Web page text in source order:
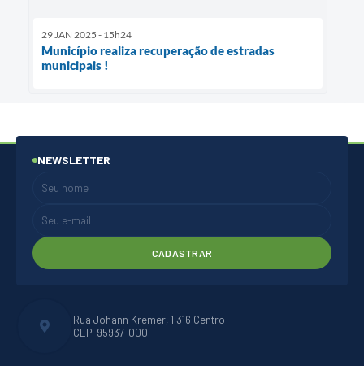
29 JAN 2025 - 15h24
Município realiza recuperação de estradas
municipais !
Rua Johann Kremer, 1.316 Centro
CEP: 95937-000
NEWSLETTER
CADASTRAR